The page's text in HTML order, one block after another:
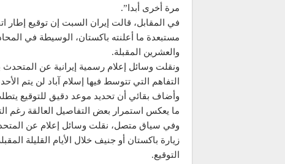
مرة أخرى أبدا”.
في المقابل، قالت إيران السبت إن توقيع إطار
مستبعدة ما أعلنته باكستان، الوسيطة في
والعشرين المقبلة.
ونقلت وسائل إعلام رسمية إيرانية عن
التفاهم التي تتوسط فيها إسلام آباد لن يتم
وأضاف بقائي أن تحديد موعد دقيق للتوقيع
ما يعكس استمرار بعض التفاصيل العالقة رغم
وفي سياق متصل، نقلت وسائل إعلام عن المتحدث
زيارة باكستان أو جنيف خلال الأيام القليلة
التوقيع.